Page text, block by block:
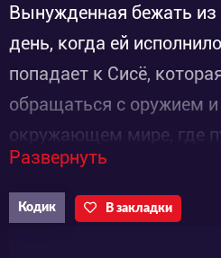
Вынужденная бежать из
день, когда ей
попадает к Сисё,
обращаться с оружием
окружающем мире, где
сопряжены с риском для
метко стрелять из
поступает с
Развернуть
Кодик В закладки